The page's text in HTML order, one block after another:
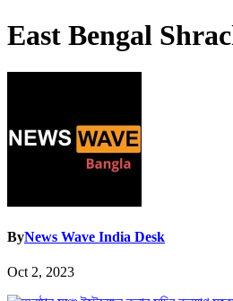
East Bengal
ByNews Wave India Desk
Oct 2, 2023